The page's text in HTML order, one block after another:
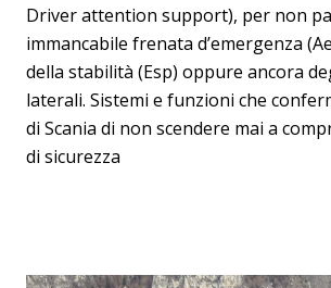
Driver attention support), per non
immancabile frenata d’emergenza
della stabilità (Esp) oppure ancora
laterali. Sistemi e funzioni che
di Scania di non scendere mai a
di sicurezza